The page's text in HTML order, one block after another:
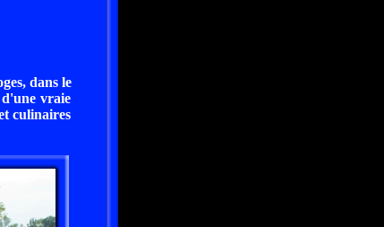
dans le
vraie
culinaires